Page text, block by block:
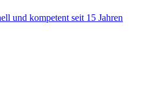
und kompetent seit 15 Jahren